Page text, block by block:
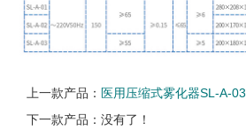
上一款产品： 医用压缩式雾化器SL-A-03
下一款产品：没有了！